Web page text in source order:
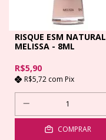
RISQUE ESM NATURAL
MELISSA - 8ML
R$5,90
R$5,72 com Pix
COMPRAR